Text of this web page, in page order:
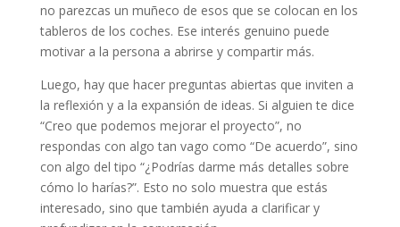
no parezcas un muñeco de esos que se colocan en los
tableros de los coches. Ese interés genuino puede
motivar a la persona a abrirse y compartir más.
Luego, hay que hacer preguntas abiertas que inviten a
la reflexión y a la expansión de ideas. Si alguien te dice
“Creo que podemos mejorar el proyecto”, no
respondas con algo tan vago como “De acuerdo”, sino
con algo del tipo “¿Podrías darme más detalles sobre
cómo lo harías?”. Esto no solo muestra que estás
interesado, sino que también ayuda a clarificar y